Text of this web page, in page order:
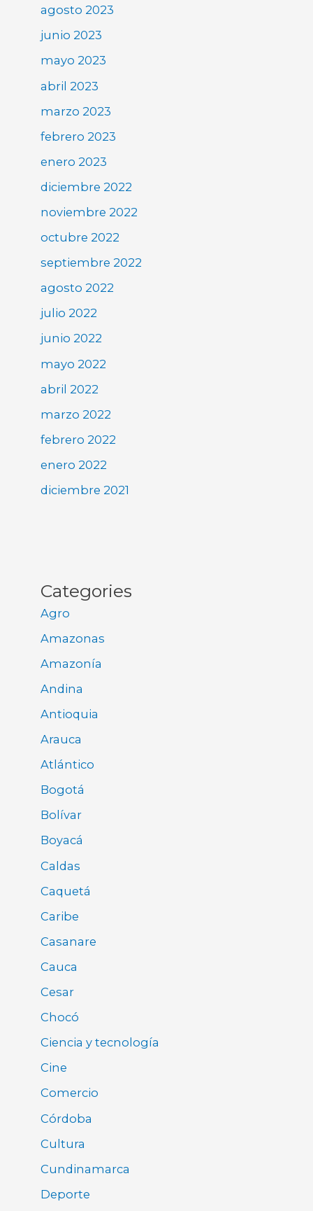
agosto 2023
junio 2023
mayo 2023
abril 2023
marzo 2023
febrero 2023
enero 2023
diciembre 2022
noviembre 2022
octubre 2022
septiembre 2022
agosto 2022
julio 2022
junio 2022
mayo 2022
abril 2022
marzo 2022
febrero 2022
enero 2022
diciembre 2021
Categories
Agro
Amazonas
Amazonía
Andina
Antioquia
Arauca
Atlántico
Bogotá
Bolívar
Boyacá
Caldas
Caquetá
Caribe
Casanare
Cauca
Cesar
Chocó
Ciencia y tecnología
Cine
Comercio
Córdoba
Cultura
Cundinamarca
Deporte